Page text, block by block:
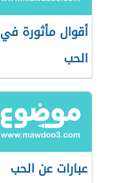
أقوال مأثورة في
الحب
عبارات عن الحب